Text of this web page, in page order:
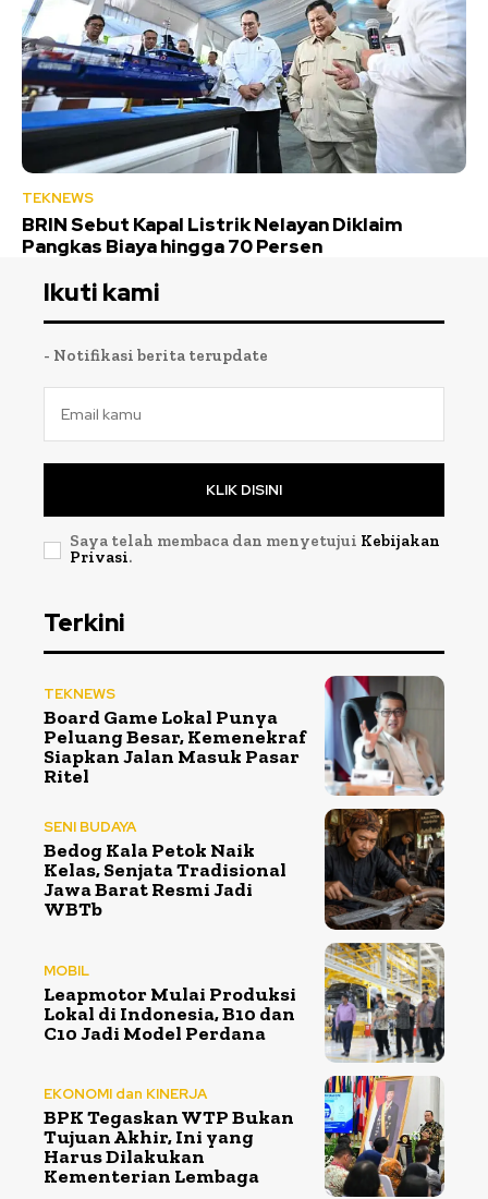
TEKNEWS
BRIN Sebut Kapal Listrik Nelayan Diklaim
Pangkas Biaya hingga 70 Persen
Ikuti kami
- Notifikasi berita terupdate
KLIK DISINI
Saya telah membaca dan menyetujui Kebijakan
Privasi.
Terkini
TEKNEWS
Board Game Lokal Punya
Peluang Besar, Kemenekraf
Siapkan Jalan Masuk Pasar
Ritel
SENI BUDAYA
Bedog Kala Petok Naik
Kelas, Senjata Tradisional
Jawa Barat Resmi Jadi
WBTb
MOBIL
Leapmotor Mulai Produksi
Lokal di Indonesia, B10 dan
C10 Jadi Model Perdana
EKONOMI dan KINERJA
BPK Tegaskan WTP Bukan
Tujuan Akhir, Ini yang
Harus Dilakukan
Kementerian Lembaga